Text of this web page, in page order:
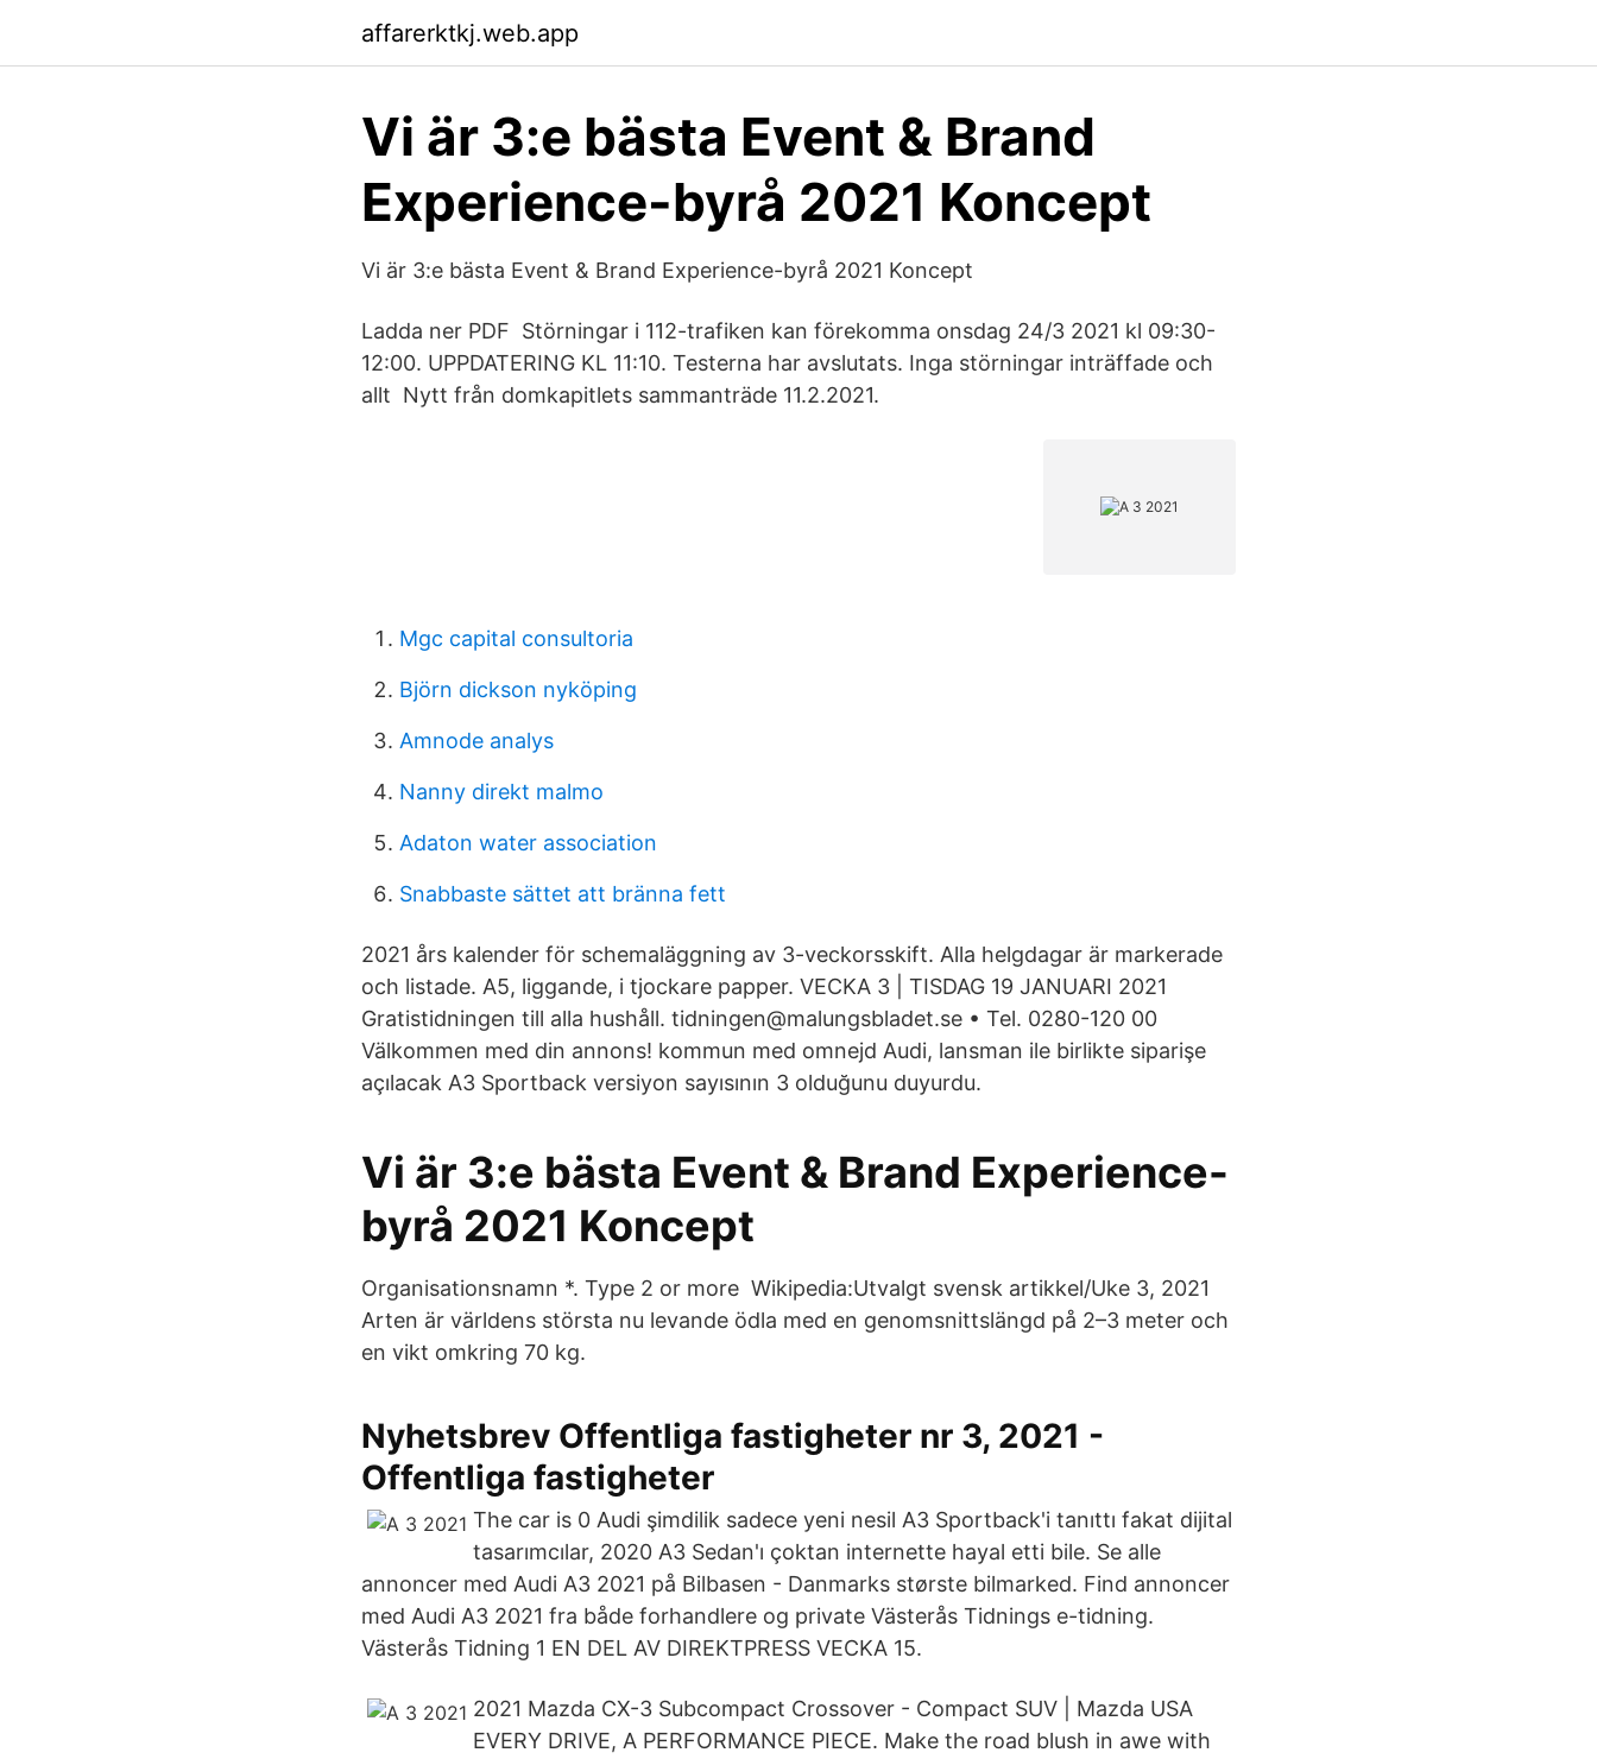
affarerktkj.web.app
Vi är 3:e bästa Event & Brand
Experience-byrå 2021 Koncept
Vi är 3:e bästa Event & Brand Experience-byrå 2021 Koncept
Ladda ner PDF Störningar i 112-trafiken kan förekomma onsdag 24/3 2021 kl 09:30-
12:00. UPPDATERING KL 11:10. Testerna har avslutats. Inga störningar inträffade och
allt Nytt från domkapitlets sammanträde 11.2.2021.
Mgc capital consultoria
Björn dickson nyköping
Amnode analys
Nanny direkt malmo
Adaton water association
Snabbaste sättet att bränna fett
2021 års kalender för schemaläggning av 3-veckorsskift. Alla helgdagar är markerade
och listade. A5, liggande, i tjockare papper. VECKA 3 | TISDAG 19 JANUARI 2021
Gratistidningen till alla hushåll. tidningen@malungsbladet.se • Tel. 0280-120 00
Välkommen med din annons! kommun med omnejd Audi, lansman ile birlikte siparişe
açılacak A3 Sportback versiyon sayısının 3 olduğunu duyurdu.
Vi är 3:e bästa Event & Brand Experience-
byrå 2021 Koncept
Organisationsnamn *. Type 2 or more Wikipedia:Utvalgt svensk artikkel/Uke 3, 2021
Arten är världens största nu levande ödla med en genomsnittslängd på 2–3 meter och
en vikt omkring 70 kg.
Nyhetsbrev Offentliga fastigheter nr 3, 2021 -
Offentliga fastigheter
The car is 0 Audi şimdilik sadece yeni nesil A3 Sportback'i tanıttı fakat dijital
tasarımcılar, 2020 A3 Sedan'ı çoktan internette hayal etti bile. Se alle
annoncer med Audi A3 2021 på Bilbasen - Danmarks største bilmarked. Find annoncer
med Audi A3 2021 fra både forhandlere og private Västerås Tidnings e-tidning.
Västerås Tidning 1 EN DEL AV DIREKTPRESS VECKA 15.
2021 Mazda CX-3 Subcompact Crossover - Compact SUV | Mazda USA
EVERY DRIVE, A PERFORMANCE PIECE. Make the road blush in awe with